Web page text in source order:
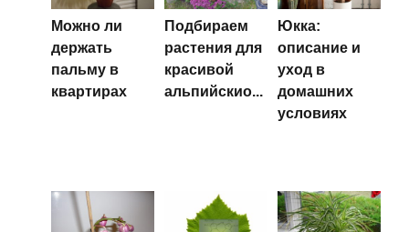
Можно ли
держать
пальму в
квартирах
Подбираем
растения для
красивой
альпийскио...
Юкка:
описание и
уход в
домашних
условиях